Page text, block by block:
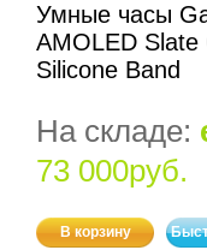
Умные часы
AMOLED
Silicone Band
На складе:
73 000руб.
В корзину